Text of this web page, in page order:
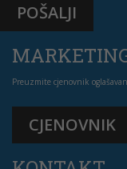
POŠALJI
Preuzmite cjenovnik
CJENOVNIK